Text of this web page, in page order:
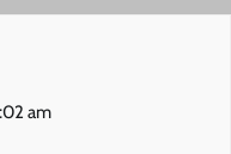
am